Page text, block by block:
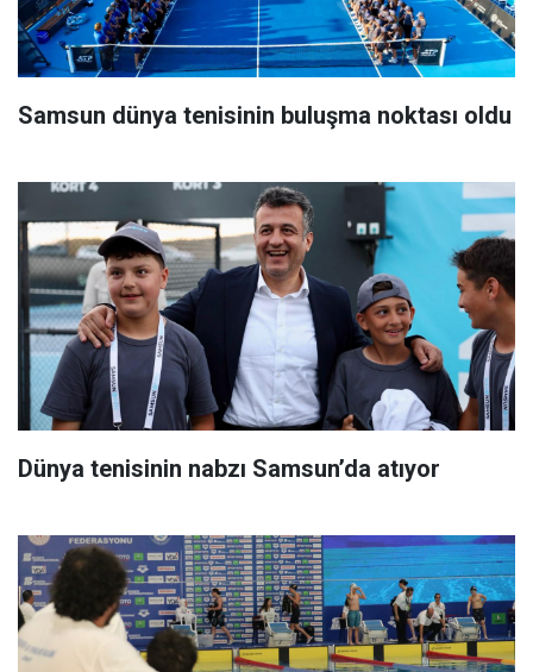
Samsun dünya tenisinin buluşma noktası oldu
Dünya tenisinin nabzı Samsun’da atıyor